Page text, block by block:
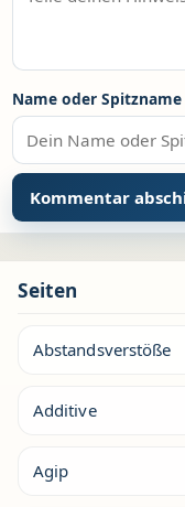
Name oder Spitzname
Seiten
Abstandsverstöße
Additive
Agip